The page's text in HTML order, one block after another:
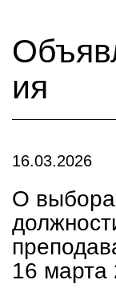
ия
16.03.2026
О
16 марта